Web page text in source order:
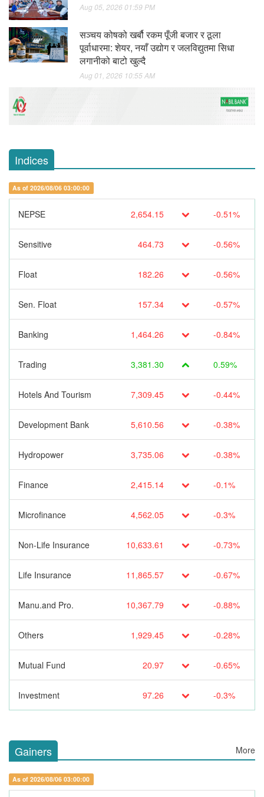
Aug 05, 2026 01:59 PM
सञ्चय कोषको खर्बौ रकम पूँजी बजार र ठूला
पूर्वाधारमा: शेयर, नयाँ उद्योग र जलविद्युतमा सिधा
लगानीको बाटो खुल्दै
Aug 01, 2026 10:55 AM
Indices
As of 2026/08/06 03:00:00
NEPSE 2,654.15 -0.51%
Sensitive 464.73 -0.56%
Float 182.26 -0.56%
Sen. Float 157.34 -0.57%
Banking 1,464.26 -0.84%
Trading 3,381.30 0.59%
Hotels And Tourism 7,309.45 -0.44%
Development Bank 5,610.56 -0.38%
Hydropower 3,735.06 -0.38%
Finance 2,415.14 -0.1%
Microfinance 4,562.05 -0.3%
Non-Life Insurance 10,633.61 -0.73%
Life Insurance 11,865.57 -0.67%
Manu.and Pro. 10,367.79 -0.88%
Others 1,929.45 -0.28%
Mutual Fund 20.97 -0.65%
Investment 97.26 -0.3%
Gainers More
As of 2026/08/06 03:00:00